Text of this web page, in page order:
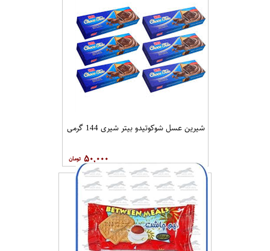
شیرین عسل شوکوتیدو بیتر شیری 144 گرمی
۵۰,۰۰۰